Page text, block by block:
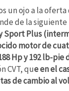
un ojo a la
de la siguiente
Sport Plus
motor de
Hp y 192 lb-
CVT, que en el
de cambio al